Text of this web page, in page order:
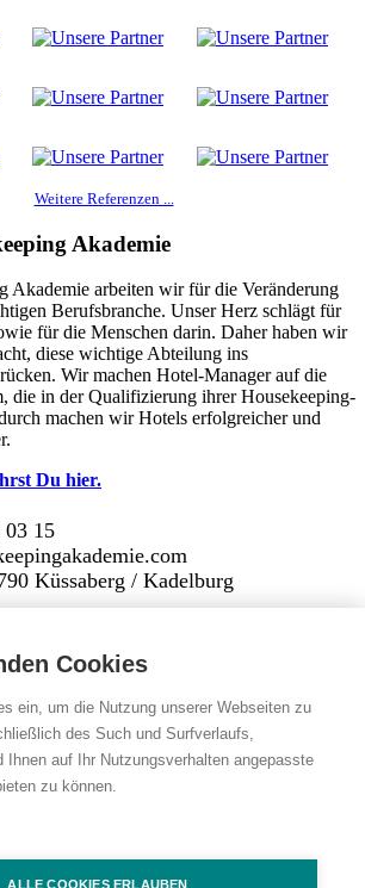
Weitere Referenzen ...
Akademie
Akademie arbeiten wir für die Veränderung
Berufsbranche. Unser Herz schlägt für
für die Menschen darin. Daher haben wir
diese wichtige Abteilung ins
Wir machen Hotel-Manager auf die
die in der Qualifizierung ihrer Housekeeping-
machen wir Hotels erfolgreicher und
Du hier.
03 15
Küssaberg / Kadelburg
Hoteliers (PDF zum Download)
Cookies
ein, um die Nutzung unserer Webseiten zu
des Such und Surfverlaufs,
Ihnen auf Ihr Nutzungsverhalten angepasste
zu können.
ALLE COOKIES ERLAUBEN